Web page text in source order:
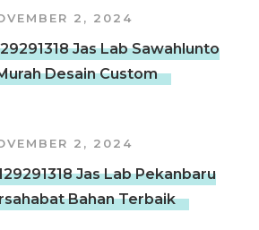
2, 2024
Jas Lab Sawahlunto
Desain Custom
2, 2024
Jas Lab Pekanbaru
Bahan Terbaik